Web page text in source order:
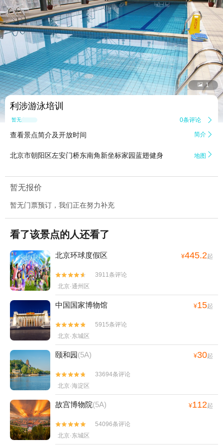
 1
利涉游泳培训
暂无点评 0条评论 
查看景点简介及开放时间 简介 
北京市朝阳区左安门桥东南角新坐标家园蓝翅健身 地图 
暂无报价
暂无门票预订，我们正在努力补充
看了该景点的人还看了
北京环球度假区 ¥445.2起


3911条评论
北京·通州区
中国国家博物馆 ¥15起


5915条评论
北京·东城区
颐和园(5A) ¥30起


33694条评论
北京·海淀区
故宫博物院(5A) ¥112起


54096条评论
北京·东城区
